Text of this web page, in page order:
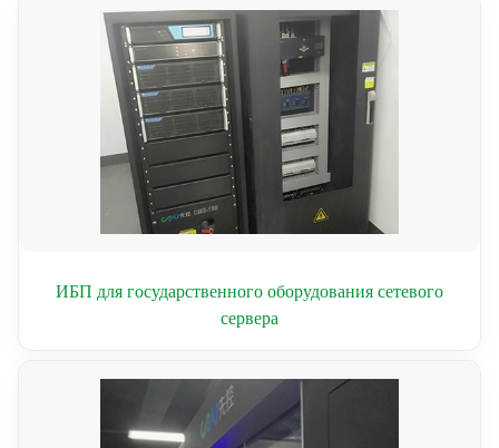
ИБП для государственного оборудования сетевого
сервера